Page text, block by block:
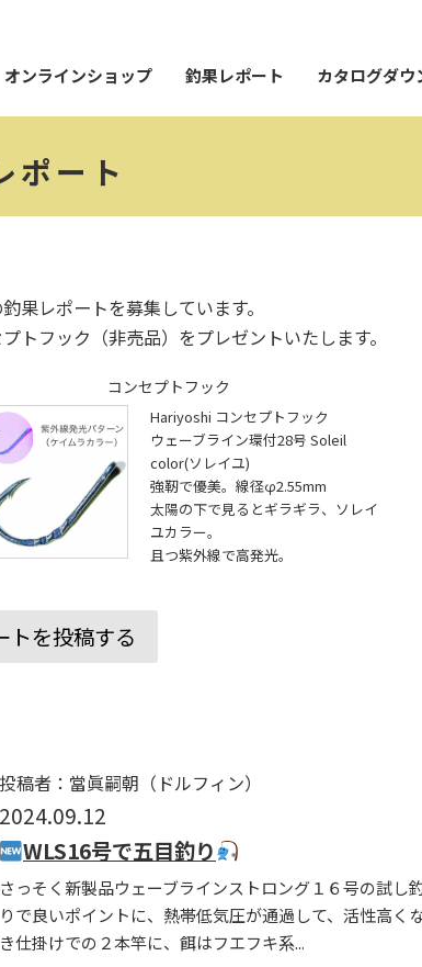
オンラインショップ 釣果レポート カタログダウ
ポート
果レポートを募集しています。
トフック（非売品）をプレゼントいたします。
コンセプトフック
Hariyoshi コンセプトフック
ウェーブライン環付28号 Soleil
color(ソレイユ)
強靭で優美。線径φ2.55mm
太陽の下で見るとギラギラ、ソレイ
ユカラー。
且つ紫外線で高発光。
トを投稿する
投稿者：當眞嗣朝（ドルフィン）
2024.09.12
WLS16号で五目釣り
さっそく新製品ウェーブラインストロング１６号の試し
りで良いポイントに、熱帯低気圧が通過して、活性高く
き仕掛けでの２本竿に、餌はフエフキ系...